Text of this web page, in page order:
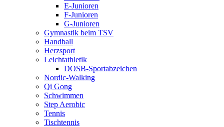
E-Junioren
F-Junioren
G-Junioren
Gymnastik beim TSV
Handball
Herzsport
Leichtathletik
DOSB-Sportabzeichen
Nordic-Walking
Qi Gong
Schwimmen
Step Aerobic
Tennis
Tischtennis